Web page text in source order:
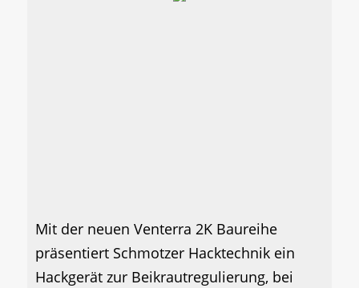
Mit der neuen Venterra 2K Baureihe
präsentiert Schmotzer Hacktechnik ein
Hackgerät zur Beikrautregulierung, bei